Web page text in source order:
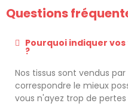
Questions
Pourquoi indiquer
?
Nos tissus sont vendus
correspondre le mieux
vous n'ayez trop de